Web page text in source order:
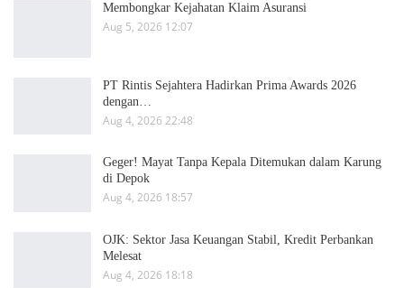
Membongkar Kejahatan Klaim Asuransi
Aug 5, 2026 12:07
PT Rintis Sejahtera Hadirkan Prima Awards 2026
dengan…
Aug 4, 2026 22:48
Geger! Mayat Tanpa Kepala Ditemukan dalam Karung
di Depok
Aug 4, 2026 18:57
OJK: Sektor Jasa Keuangan Stabil, Kredit Perbankan
Melesat
Aug 4, 2026 18:18